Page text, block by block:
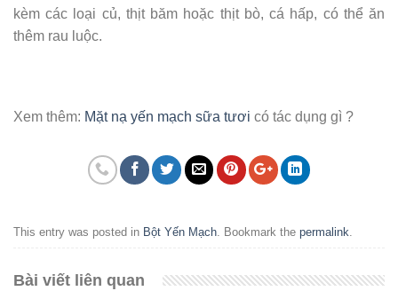
kèm các loại củ, thịt băm hoặc thịt bò, cá hấp, có thể ăn
thêm rau luộc.
Xem thêm: Mặt nạ yến mạch sữa tươi có tác dụng gì ?
This entry was posted in Bột Yến Mạch . Bookmark the permalink
Bài viết liên quan